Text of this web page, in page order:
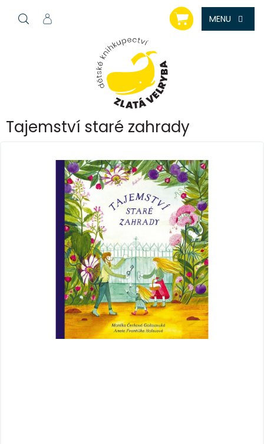
NÁKUPNÍ
KOŠÍK
Tajemství staré zahrady